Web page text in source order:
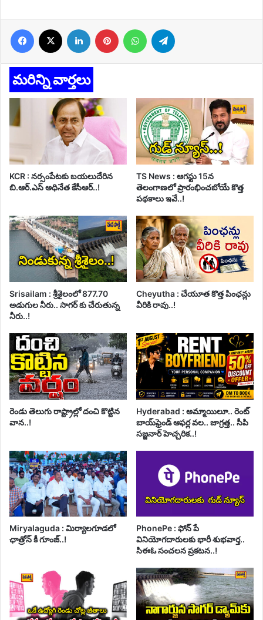
Facebook LinkedIn Pinterest WhatsApp
మరిన్ని వార్తలు
KCR : నర్సంపేటకు బయలుదేరిన
బి.ఆర్.ఎస్ అధినేత కేసీఆర్..!
TS News : ఆగస్టు 15న
తెలంగాణలో ప్రారంభించబోయే కొత్త
పథకాలు ఇవే..!
Srisailam : శ్రీశైలంలో 877.70
అడుగుల నీరు.. సాగర్ కు చేరుతున్న
నీరు..!
Cheyutha : చేయూత కొత్త పింఛన్లు
వీరికి రావు..!
రెండు తెలుగు రాష్ట్రాల్లో దంచి కొట్టిన
వాన..!
Hyderabad : అమ్మాయిలూ.. రెంట్
బాయ్‌ఫ్రెండ్ ఆఫర్ల వల.. జాగ్రత్త.. సీపి
సజ్జనార్ హెచ్చరిక..!
Miryalaguda : మిర్యాలగూడలో
ఛాత్రోన్ కీ గూంజ్..!
PhonePe : ఫోన్ పే
వినియోగదారులకు భారీ శుభవార్త..
సిఈఓ సంచలన ప్రకటన..!